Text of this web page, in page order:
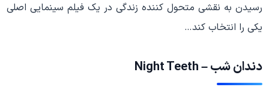
رسیدن به نقشی متحول کننده زندگی در یک فیلم سینمایی اصلی
یکی را انتخاب کند…
دندان شب – Night Teeth